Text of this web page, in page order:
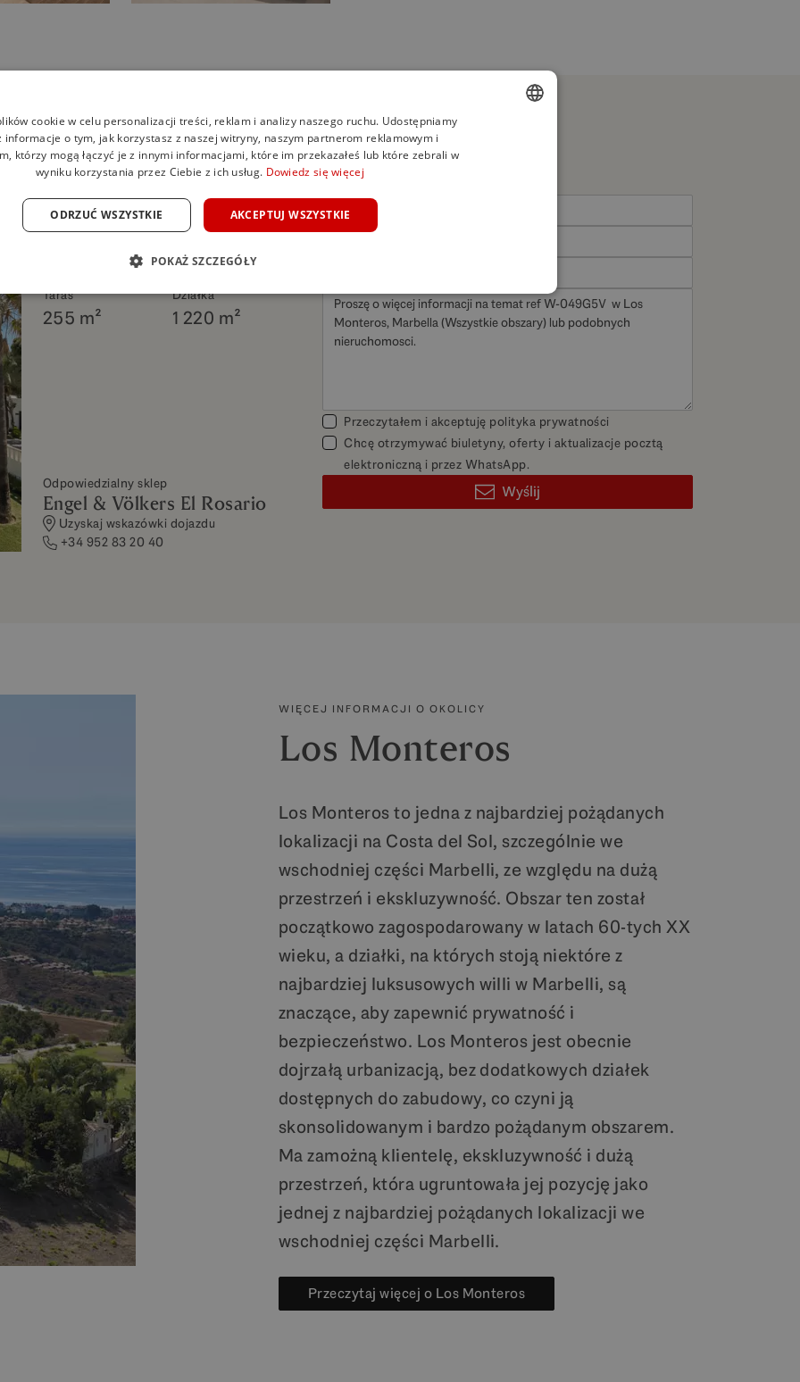
informacji na temat tej nieruchomości
Łóżka
4
Wanny
5
589 m²
Taras
255 m²
Działka
1 220 m²
Odpowiedzialny sklep
Engel & Völkers El Rosario
Uzyskaj wskazówki dojazdu
+34 952 83 20 40
Przeczytałem i akceptuję polityka prywatności
Chcę otrzymywać biuletyny, oferty i aktualizacje pocztą
elektroniczną i przez WhatsApp.
Wyślij
WIĘCEJ INFORMACJI O OKOLICY
Los Monteros
Los Monteros to jedna z najbardziej pożądanych
lokalizacji na Costa del Sol, szczególnie we
wschodniej części Marbelli, ze względu na dużą
przestrzeń i ekskluzywność. Obszar ten został
początkowo zagospodarowany w latach 60-tych XX
wieku, a działki, na których stoją niektóre z
najbardziej luksusowych willi w Marbelli, są
znaczące, aby zapewnić prywatność i
bezpieczeństwo. Los Monteros jest obecnie
dojrzałą urbanizacją, bez dodatkowych działek
dostępnych do zabudowy, co czyni ją
skonsolidowanym i bardzo pożądanym obszarem.
Ma zamożną klientelę, ekskluzywność i dużą
przestrzeń, która ugruntowała jej pozycję jako
jednej z najbardziej pożądanych lokalizacji we
wschodniej części Marbelli.
Przeczytaj więcej o Los Monteros
cookie w celu personalizacji treści, reklam i analizy naszego ruchu. Udostępniamy
informacje o tym, jak korzystasz z naszej witryny, naszym partnerom reklamowym i
którzy mogą łączyć je z innymi informacjami, które im przekazałeś lub które zebrali w
wyniku korzystania przez Ciebie z ich usług. Dowiedz się więcej
AKCEPTUJ WSZYSTKIE
ODRZUĆ WSZYSTKIE
POKAŻ SZCZEGÓŁY